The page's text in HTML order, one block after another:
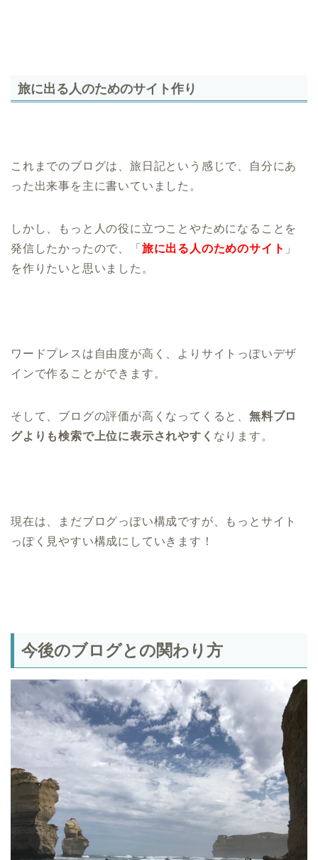
旅に出る人のためのサイト作り
これまでのブログは、旅日記という感じで、自分にあ
った出来事を主に書いていました。
しかし、もっと人の役に立つことやためになることを
発信したかったので、
「 旅に出る人のためのサイト 」
を作りたいと思いました。
ワードプレスは自由度が高く、よりサイトっぽいデザ
インで作ることができます。
そして、ブログの評価が高くなってくると、 無料ブロ
グよりも検索で上位に表示されやすく なります。
現在は、まだブログっぽい構成ですが、もっとサイト
っぽく見やすい構成にしていきます！
今後のブログとの関わり方